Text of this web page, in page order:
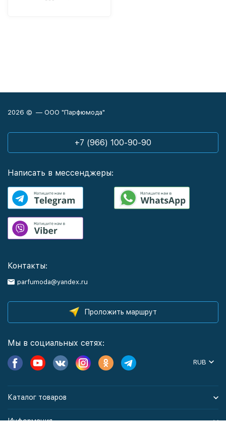
2026 © — ООО "Парфюмода"
+7 (966) 100-90-90
Написать в мессенджеры:
Контакты:
parfumoda@yandex.ru
Проложить маршрут
Мы в социальных сетях:
RUB
Каталог товаров
Информация